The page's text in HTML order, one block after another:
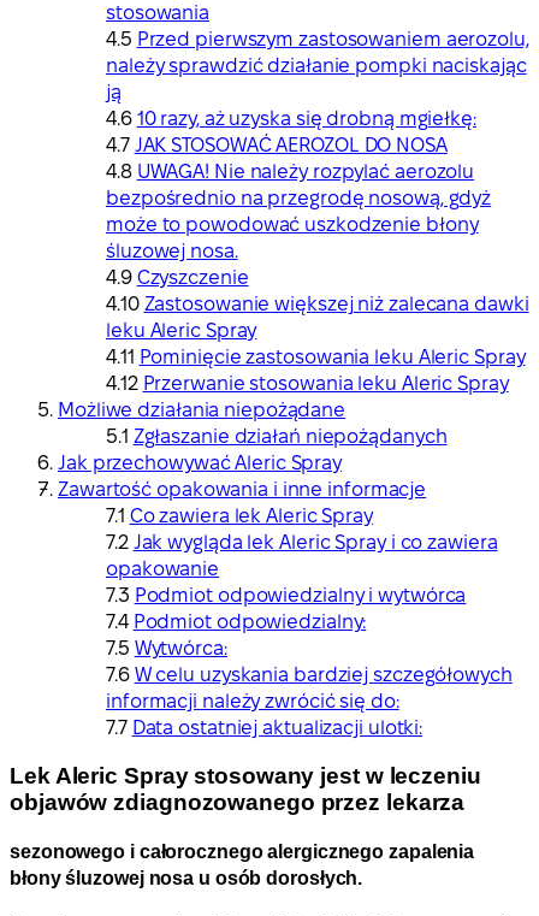
stosowania
Przed pierwszym zastosowaniem aerozolu,
należy sprawdzić działanie pompki naciskając
ją
10 razy, aż uzyska się drobną mgiełkę:
JAK STOSOWAĆ AEROZOL DO NOSA
UWAGA! Nie należy rozpylać aerozolu
bezpośrednio na przegrodę nosową, gdyż
może to powodować uszkodzenie błony
śluzowej nosa.
Czyszczenie
Zastosowanie większej niż zalecana dawki
leku Aleric Spray
Pominięcie zastosowania leku Aleric Spray
Przerwanie stosowania leku Aleric Spray
Możliwe działania niepożądane
Zgłaszanie działań niepożądanych
Jak przechowywać Aleric Spray
Zawartość opakowania i inne informacje
Co zawiera lek Aleric Spray
Jak wygląda lek Aleric Spray i co zawiera
opakowanie
Podmiot odpowiedzialny i wytwórca
Podmiot odpowiedzialny:
Wytwórca:
W celu uzyskania bardziej szczegółowych
informacji należy zwrócić się do:
Data ostatniej aktualizacji ulotki:
Lek Aleric Spray stosowany jest w leczeniu
objawów zdiagnozowanego przez lekarza
sezonowego i całorocznego alergicznego zapalenia
błony śluzowej nosa u osób dorosłych.